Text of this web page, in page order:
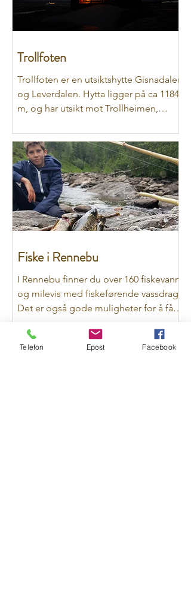
Trollfoten
Trollfoten er en utsiktshytte Gisnadalen
og Leverdalen. Hytta ligger på ca 1184
m, og har utsikt mot Trollheimen,
Fiske i Rennebu
I Rennebu finner du over 160 fiskevann
og milevis med fiskeførende vassdrag.
Det er også gode muligheter for å få
Telefon Epost Facebook